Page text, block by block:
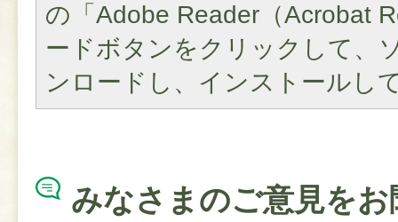
の「Adobe Reader（Acrobat
ードボタンをクリックして、
ンロードし、インストールし
みなさまのご意見を